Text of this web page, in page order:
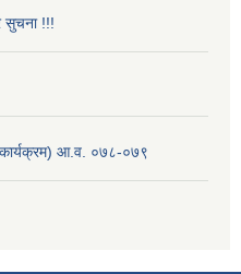
सुचना !!!
कार्यक्रम) आ.व. ०७८-०७९